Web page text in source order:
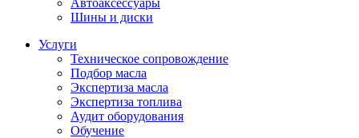
Шины и диски
Услуги
Техническое сопровождение
Подбор масла
Экспертиза масла
Экспертиза топлива
Аудит оборудования
Обучение